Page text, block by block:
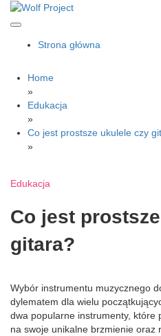
Skip
Wolf Project
Strona główna
Home
»
Edukacja
»
Co jest prostsze ukulele czy
»
Edukacja
Co jest
gitara?
Wybór instrumentu muzycznego
dylematem dla wielu
dwa popularne instrumenty, które
na swoje unikalne brzmienie oraz